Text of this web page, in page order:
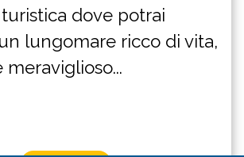
dove potrai
lungomare ricco di vita,